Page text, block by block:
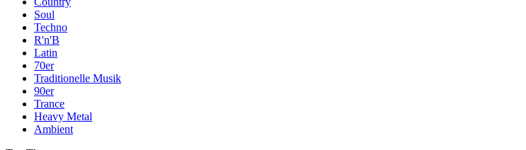
Soul
Techno
R'n'B
Latin
70er
Traditionelle Musik
90er
Trance
Heavy Metal
Ambient